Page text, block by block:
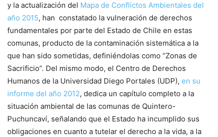
y la actualización del Mapa de Conflictos Ambientales del
año 2015, han constatado la vulneración de derechos
fundamentales por parte del Estado de Chile en estas
comunas, producto de la contaminación sistemática a la
que han sido sometidas, definiéndolas como “Zonas de
Sacrificio”. Del mismo modo, el Centro de Derechos
Humanos de la Universidad Diego Portales (UDP), en su
informe del año 2012, dedica un capítulo completo a la
situación ambiental de las comunas de Quintero-
Puchuncaví, señalando que el Estado ha incumplido sus
obligaciones en cuanto a tutelar el derecho a la vida, a la